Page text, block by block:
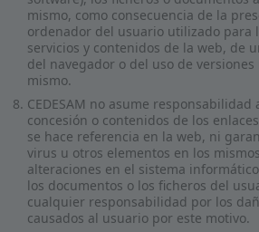
mismo, como consecuencia de la
ordenador del usuario utilizado para
servicios y contenidos de la web, de
del navegador o del uso de
mismo.
CEDESAM no asume
concesión o contenidos de los
se hace referencia en la web, ni
virus u otros elementos en los
alteraciones en el sistema
los documentos o los ficheros del
cualquier responsabilidad por los
causados al usuario por este motivo.